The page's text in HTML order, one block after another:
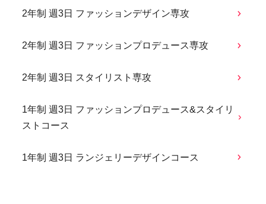
2年制 週3日 ファッションデザイン専攻
2年制 週3日 ファッションプロデュース専攻
2年制 週3日 スタイリスト専攻
1年制 週3日 ファッションプロデュース&スタイリ
ストコース
1年制 週3日 ランジェリーデザインコース